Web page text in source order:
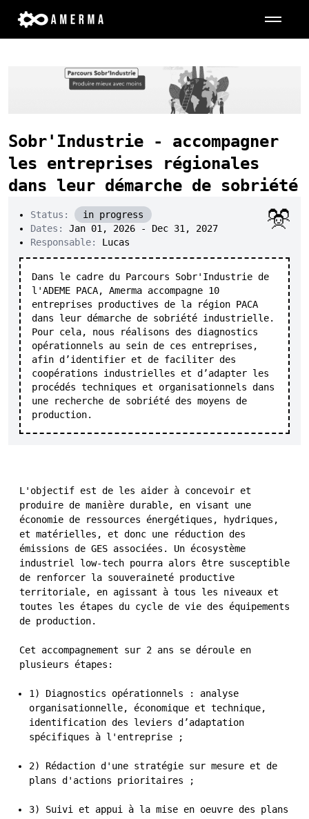
Contact
Sobr'Industrie - accompagner
les entreprises régionales
dans leur démarche de sobriété
Status:
in progress
Dates:
Jan 01, 2026 - Dec 31, 2027
Responsable:
Lucas
Dans le cadre du Parcours Sobr'Industrie de
l'ADEME PACA, Amerma accompagne 10
entreprises productives de la région PACA
dans leur démarche de sobriété industrielle.
Pour cela, nous réalisons des diagnostics
opérationnels au sein de ces entreprises,
afin d’identifier et de faciliter des
coopérations industrielles et d’adapter les
procédés techniques et organisationnels dans
une recherche de sobriété des moyens de
production.
L'objectif est de les aider à concevoir et
produire de manière durable, en visant une
économie de ressources énergétiques, hydriques,
et matérielles, et donc une réduction des
émissions de GES associées. Un écosystème
industriel low-tech pourra alors être susceptible
de renforcer la souveraineté productive
territoriale, en agissant à tous les niveaux et
toutes les étapes du cycle de vie des équipements
de production.
Cet accompagnement sur 2 ans se déroule en
plusieurs étapes:
1) Diagnostics opérationnels : analyse
organisationnelle, économique et technique,
identification des leviers d’adaptation
spécifiques à l'entreprise ;
2) Rédaction d'une stratégie sur mesure et de
plans d'actions prioritaires ;
3) Suivi et appui à la mise en oeuvre des plans